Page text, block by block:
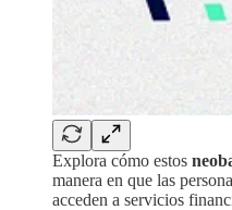
Explora cómo estos
manera en que las
acceden a servicios